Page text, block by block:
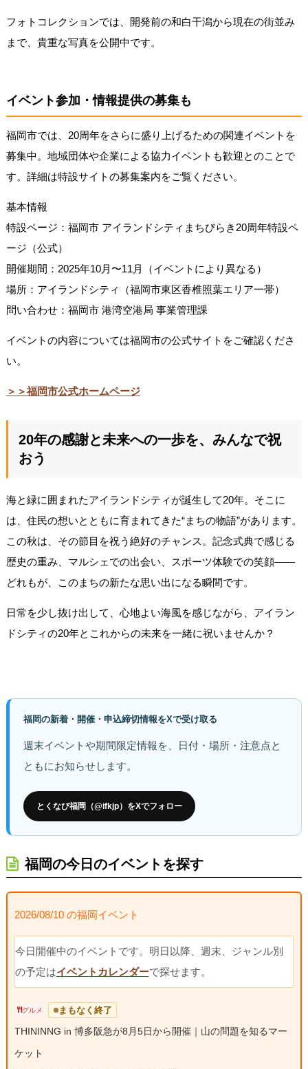
フォトコレクションでは、開発前の和白干潟から現在の街並み
まで、貴重な写真を公開中です。
イベント参加・情報提供の募集も
福岡市では、20周年をさらに盛り上げるための関連イベントを
募集中。地域団体や企業による協力イベントも歓迎とのことで
す。詳細は特設サイトの募集案内をご覧ください。
基本情報
特設ページ：福岡市 アイランドシティまちびらき20周年特設ペ
ージ（公式）
開催期間：2025年10月〜11月（イベントにより異なる）
場所：アイランドシティ（福岡市東区香椎照葉エリア一帯）
問い合わせ：福岡市 港湾空港局 事業管理課
イベントの内容については福岡市の公式サイトをご確認くださ
い。
＞＞福岡市公式ホームページ
20年の感謝と未来への一歩を、みんなで祝
おう
海と緑に囲まれたアイランドシティが誕生して20年。そこに
は、住民の想いとともに育まれてきた“まちの物語”があります。
この秋は、その節目を祝う絶好のチャンス。記念式典で感じる
歴史の重み、マルシェでの出会い、スポーツ体験での笑顔――
どれもが、このまちの新たな思い出になる瞬間です。
日常を少し抜け出して、心地よい海風を感じながら、アイラン
ドシティの20年とこれからの未来を一緒に祝いませんか？
福岡の新着・開催・申込締切情報をXで受け取る
週末イベントや期間限定情報を、日付・場所・注意点と
ともにお知らせします。
とくなび福岡（@ifkjp）をXでフォロー
福岡の今日のイベントを探す
2026/08/10 の福岡イベント
今日開催中のイベントです。明日以降、週末、ジャンル別
の予定はイベントカレンダーで探せます。
グルメ まもなく終了
THININNG in 博多阪急が8月5日から開催｜山の問題を知るマー
ケット